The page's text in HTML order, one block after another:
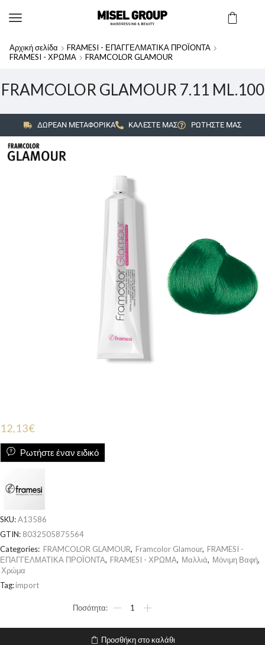
Αρχική σελίδα
FRAMESI - ΕΠΑΓΓΕΛΜΑΤΙΚΑ ΠΡΟΪΟΝΤΑ
FRAMESI - ΧΡΩΜΑ
FRAMCOLOR GLAMOUR
FRAMCOLOR GLAMOUR 7.11 ML.100
ΔΩΡΕΑΝ ΜΕΤΑΦΟΡΙΚΑ ΚΑΛΕΣΤΕ ΜΑΣ ΡΩΤΗΣΤΕ ΜΑΣ
12,13€
Ρωτήστε έναν ειδικό
SKU:A13586
GTIN: 8032505875564
Categories: FRAMCOLOR GLAMOUR, Framcolor Glamour, FRAMESI -
ΕΠΑΓΓΕΛΜΑΤΙΚΑ ΠΡΟΪΟΝΤΑ, FRAMESI - ΧΡΩΜΑ, Μαλλιά, Μόνιμη Βαφή,
Χρώμα
Tag:import
Προσθήκη στο καλάθι